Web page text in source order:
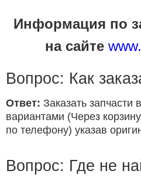
Информация по
на сайте
Вопрос: Как
Ответ: Заказать запчасти
вариантами (Через
по телефону) указав
Вопрос: Где не